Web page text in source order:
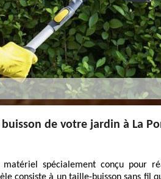
de votre jardin à La
matériel spécialement conçu pour